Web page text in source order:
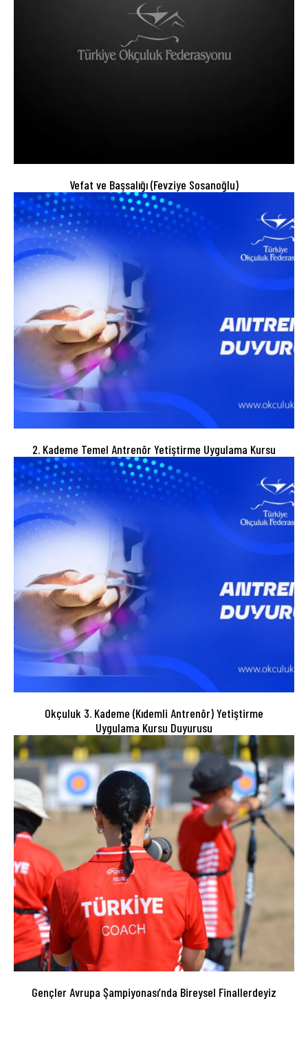
Vefat ve Başsalığı (Fevziye Sosanoğlu)
2. Kademe Temel Antrenör Yetiştirme Uygulama Kursu
Okçuluk 3. Kademe (Kıdemli Antrenör) Yetiştirme
Uygulama Kursu Duyurusu
Gençler Avrupa Şampiyonası’nda Bireysel Finallerdeyiz